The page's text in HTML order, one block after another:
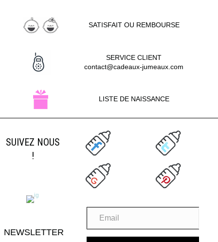
SATISFAIT OU REMBOURSE
SERVICE CLIENT
contact@cadeaux-jumeaux.com
LISTE DE NAISSANCE
SUIVEZ NOUS
!
NEWSLETTER